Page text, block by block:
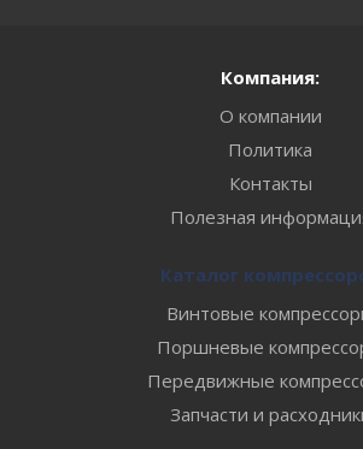
Компания:
О компании
Политика
Контакты
Полезная
Каталог
Винтовые
Поршневые
Передвижные
Запчасти и